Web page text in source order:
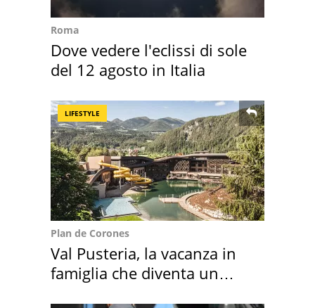
Roma
Dove vedere l'eclissi di sole
del 12 agosto in Italia
LIFESTYLE
Plan de Corones
Val Pusteria, la vacanza in
famiglia che diventa un